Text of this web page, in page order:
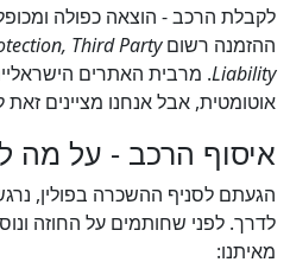
לקבלת הרכב - הוצאה כפולה
ההזמנה רשוםThird Party
Liability. מרבית האתרים
אוטומטית, אבל אנחנו מציינים זאת
איסוף הרכב - על מה
הגעתם לסניף ההשכרה בפולין,
לדרך. לפני שחותמים על החוזה
מאיתנו: